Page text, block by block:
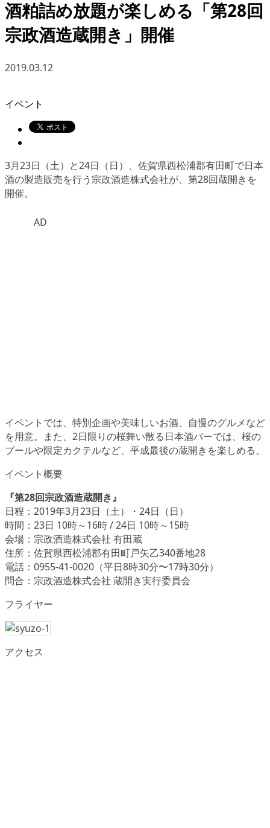
酒粕詰め放題が楽しめる「第28回
宗政酒造蔵開き」開催
2019.03.12
イベント
3月23日（土）と24日（日）、佐賀県西松浦郡有田町で日本
酒の製造販売を行う宗政酒造株式会社が、 第28回蔵開き を
開催。
AD
イベントでは、特別企画や美味しいお酒、自慢のグルメなど
を用意。また、2日限りの桜舞い散る日本酒バーでは、桜の
プールや限定カクテルなど、平成最後の蔵開きを楽しめる。
イベント概要
『第28回宗政酒造蔵開き』
日程：2019年3月23日（土）・24日（日）
時間：23日 10時～16時 / 24日 10時～15時
会場：宗政酒造株式会社 有田蔵
住所：佐賀県西松浦郡有田町戸矢乙340番地28
電話：0955-41-0020（平日8時30分〜17時30分）
問合：宗政酒造株式会社 蔵開き実行委員会
フライヤー
アクセス